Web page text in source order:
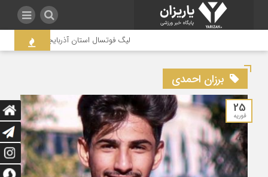
لیگ فوتسال استان آذربایجان غربی به
برزان احمدی
25
فوریه